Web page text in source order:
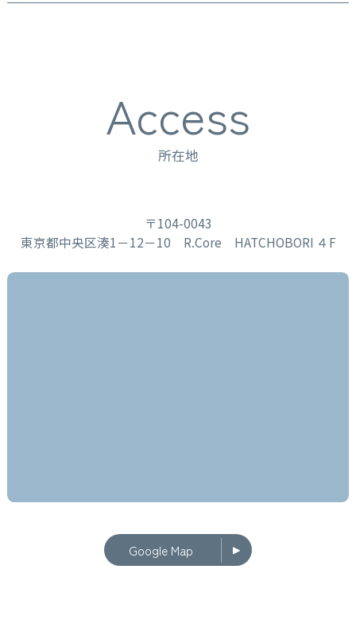
Access
所在地
〒104-0043
東京都中央区湊1－12－10 R.Core HATCHOBORI ４F
Google Map